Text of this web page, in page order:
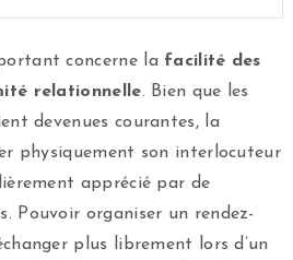
concerne la facilité des
relationnelle. Bien que les
devenues courantes, la
physiquement son interlocuteur
apprécié par de
Pouvoir organiser un rendez-
plus librement lors d’un